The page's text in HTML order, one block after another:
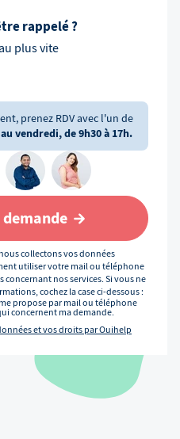
rappelé ?
plus vite
prenez RDV avec l'un de
vendredi, de 9h30 à 17h.
collectons vos données
utiliser votre mail ou téléphone
nos services. Si vous ne
cochez la case ci-dessous :
propose par mail ou téléphone
concernent ma demande.
et vos droits par Ouihelp